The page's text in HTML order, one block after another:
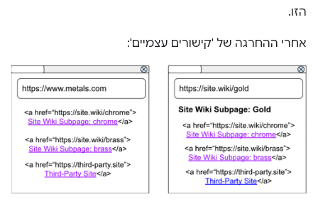
הזו.
אחרי ההחרגה של 'קישורים עצמיים':